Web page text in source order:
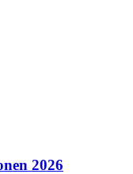
2026